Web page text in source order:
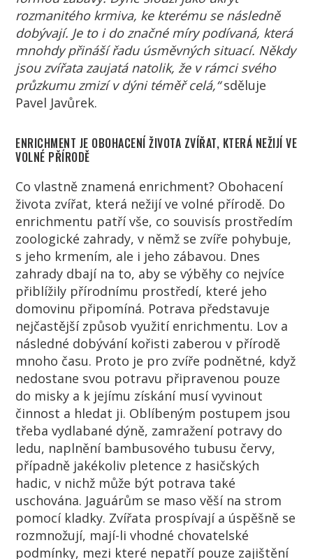
rozmanitého krmiva, ke kterému se následně
dobývají. Je to i do značné míry podívaná, která
mnohdy přináší řadu úsměvných situací. Někdy
jsou zvířata zaujatá natolik, že v rámci svého
průzkumu zmizí v dýni téměř celá,“sděluje
Pavel Javůrek.
ENRICHMENT JE OBOHACENÍ ŽIVOTA ZVÍŘAT, KTERÁ NEŽIJÍ VE
VOLNÉ PŘÍRODĚ
Co vlastně znamená enrichment? Obohacení
života zvířat, která nežijí ve volné přírodě. Do
enrichmentu patří vše, co souvisís prostředím
zoologické zahrady, v němž se zvíře pohybuje,
s jeho krmením, ale i jeho zábavou. Dnes
zahrady dbají na to, aby se výběhy co nejvíce
přiblížily přírodnímu prostředí, které jeho
domovinu připomíná. Potrava představuje
nejčastější způsob využití enrichmentu. Lov a
následné dobývání kořisti zaberou v přírodě
mnoho času. Proto je pro zvíře podnětné, když
nedostane svou potravu připravenou pouze
do misky a k jejímu získání musí vyvinout
činnost a hledat ji. Oblíbeným postupem jsou
třeba vydlabané dýně, zamražení potravy do
ledu, naplnění bambusového tubusu červy,
případně jakékoliv pletence z hasičských
hadic, v nichž může být potrava také
uschována. Jaguárům se maso věší na strom
pomocí kladky. Zvířata prospívají a úspěšně se
rozmnožují, mají-li vhodné chovatelské
podmínky, mezi které nepatří pouze zajištění